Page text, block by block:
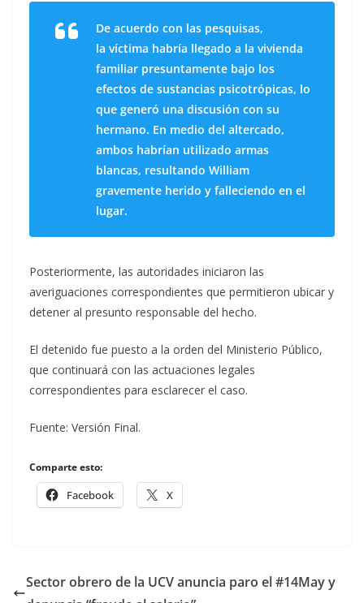
De acuerdo con las pesquisas,
la víctima habría llegado a la vivienda
familiar presuntamente bajo los
efectos de sustancias psicotrópicas, lo
que generó una discusión con su
hermano. En medio del altercado,
ambos habrían utilizado armas
blancas, resultando William
gravemente herido y falleciendo en el
lugar.
Posteriormente, las autoridades iniciaron las
averiguaciones correspondientes que permitieron ubicar y
detener al presunto responsable del hecho.
El detenido fue puesto a la orden del Ministerio Público,
que continuará con las actuaciones legales
correspondientes para esclarecer el caso.
Fuente: Versión Final.
Comparte esto:
Facebook X
Sector obrero de la UCV anuncia paro el #14May y